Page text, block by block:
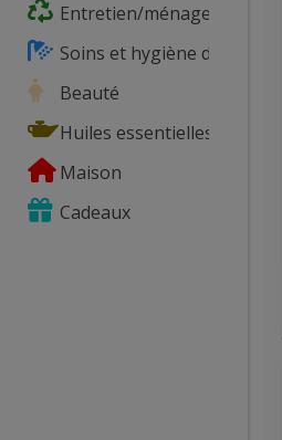
Entretien/ménage
Soins et hygiène du corps
Beauté
Huiles essentielles
Maison
Cadeaux